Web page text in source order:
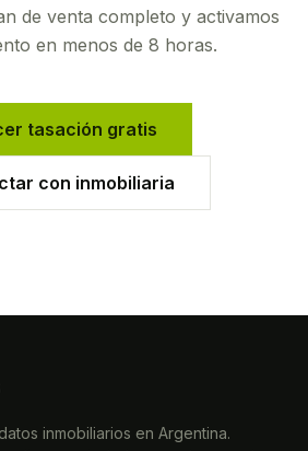
de venta completo y activamos
en menos de 8 horas.
tasación gratis
con inmobiliaria
inmobiliarios en Argentina.